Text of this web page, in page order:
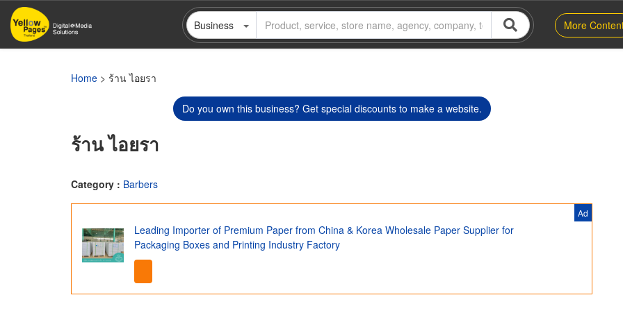
Skip
main
Business More
Home > ร้าน ไอยรา
Do you own this business? Get special discounts to make a website.
ร้าน ไอยรา
Category : Barbers
Ad
Leading Importer of Premium Paper from China & Korea Wholesale Paper Supplier for
Packaging Boxes and Printing Industry Factory